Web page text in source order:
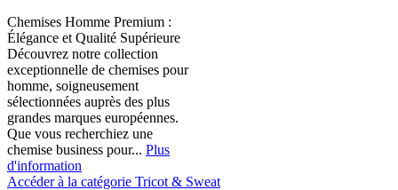
Chemises Homme Premium :
Élégance et Qualité Supérieure
Découvrez notre collection
exceptionnelle de chemises pour
homme, soigneusement
sélectionnées auprès des plus
grandes marques européennes.
Que vous recherchiez une
chemise business pour... Plus
d'information
Accéder à la catégorie Tricot & Sweat